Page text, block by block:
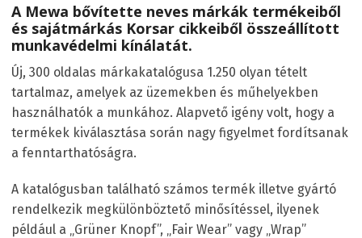
A Mewa bővítette neves márkák termékeiből
és sajátmárkás Korsar cikkeiből összeállított
munkavédelmi kínálatát.
Új, 300 oldalas márkakatalógusa 1.250 olyan tételt
tartalmaz, amelyek az üzemekben és műhelyekben
használhatók a munkához. Alapvető igény volt, hogy a
termékek kiválasztása során nagy figyelmet fordítsanak
a fenntarthatóságra.
A katalógusban található számos termék illetve gyártó
rendelkezik megkülönböztető minősítéssel, ilyenek
például a „Grüner Knopf”, „Fair Wear” vagy „Wrap”